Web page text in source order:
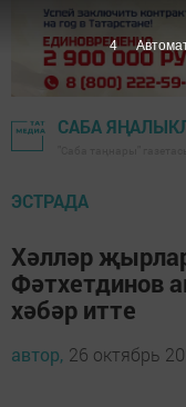
САБА
ЭСТРАДА
Хәлләр
Фәтхетдинов
хәбәр итте
автор, 26 октябрь
3